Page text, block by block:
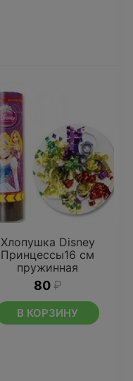
Хлопушка Disney
Принцессы16 см
пружинная
80 ₽
В КОРЗИНУ